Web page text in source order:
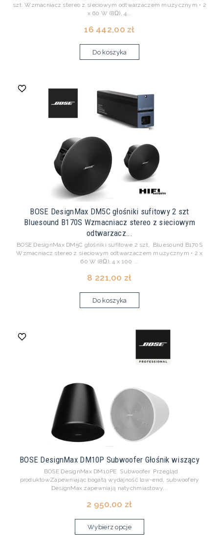
szt. Wzmacniacz stereo z sieciowym odtwarzaczem muzycznym • 2
x 60 W (8Ω), 4...
16 442,00 zł
Do koszyka
BOSE DesignMax DM5C głośniki sufitowy 2 szt
Bluesound B170S Wzmacniacz stereo z sieciowym
odtwarzacz...
BOSE DesignMax DM5C głośniki sufitowe 2 szt, Bluesound B170S
Wzmacniacz stereo z sieciowym odtwarzaczem muzycznym • 2 x
60 W (8Ω), 4 x 100 ...
8 221,00 zł
Do koszyka
BOSE DesignMax DM10P Subwoofer Głośnik wiszący
BOSE DesignMax DM10PE Subwoofer Przegląd
produktówZapewniając bogatą wydajność low-end, subwoofery
DesignMax zapewniają natychmiastowy...
2 950,00 zł
Wybierz opcje